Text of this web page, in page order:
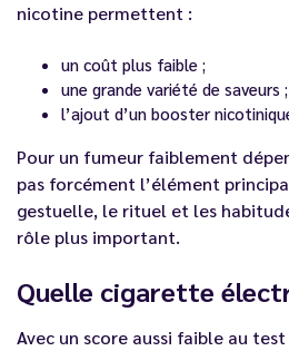
nicotine permettent :
un coût plus faible ;
une grande variété de saveurs ;
l’ajout d’un booster
Pour un fumeur faiblement
pas forcément l’élément
gestuelle, le rituel et les
rôle plus important.
Quelle cigarette
Avec un score aussi faible au